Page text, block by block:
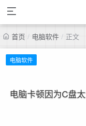
首页 / 电脑软件 / 正文
电脑软件
电脑卡顿因为C盘